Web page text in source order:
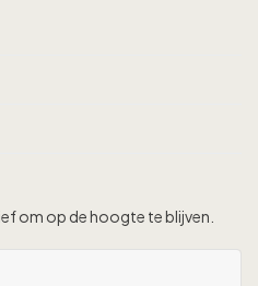
om op de hoogte te blijven.